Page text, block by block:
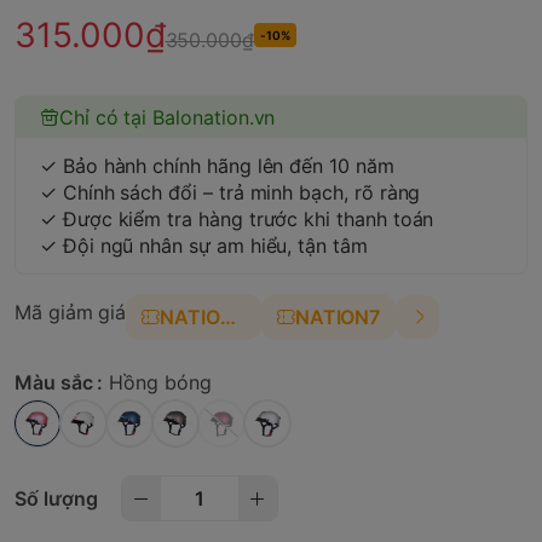
315.000₫350.000₫ -10%
Chỉ có tại Balonation.vn
✓ Bảo hành chính hãng lên đến 10 năm
✓ Chính sách đổi – trả minh bạch, rõ ràng
✓ Được kiểm tra hàng trước khi thanh toán
✓ Đội ngũ nhân sự am hiểu, tận tâm
Mã giảm giá NATION4 NATION7
Màu sắc : Hồng bóng
Số lượng